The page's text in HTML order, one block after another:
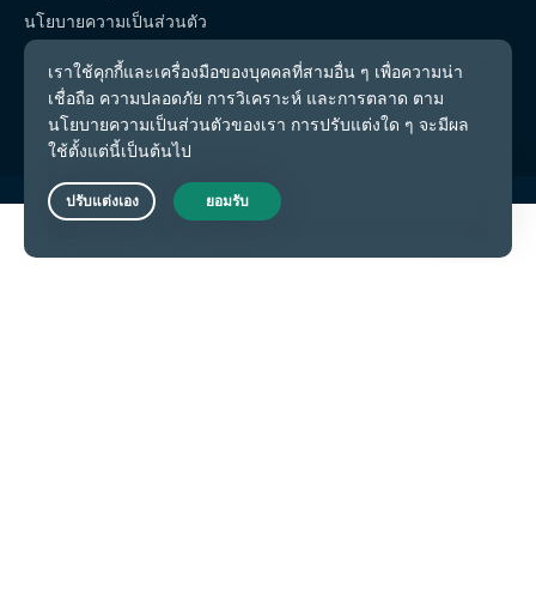
นโยบายความเป็นส่วนตัว
เงื่อนไขการให้บริการ
การตั้งค่าคุกกี้